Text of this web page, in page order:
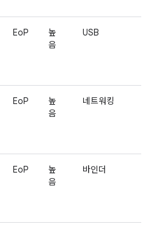
EoP
높
음
USB
EoP
높
음
네트워킹
EoP
높
음
바인더